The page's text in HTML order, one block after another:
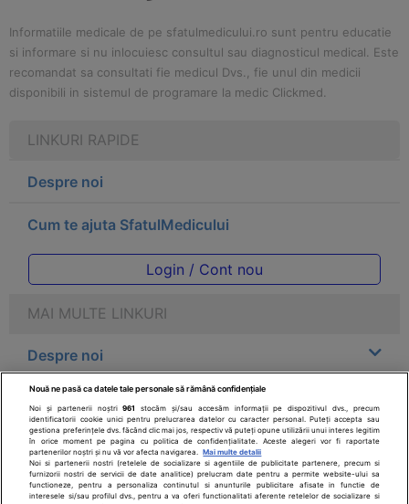
Informatiile medicale de pe sfatulmedicului.ro sunt pentru educatie
si informare si nu inlocuiesc consultul sau diagnosticul medical. Este
recomandat sa consultati fie medicul Dvs., fie unul din medicii
disponibili in sistemul de programare la medic Clickmed.
LINKURI RAPIDE
Despre noi
Cum te ajuta SfatulMedicului
Login / Cont nou
MAI MULTE LINKURI
Despre noi
Legal
Drepturile consumatorului
Parteneri
Nouă ne pasă ca datele tale personale să rămână confidențiale
Noi și partenerii noștri961
stocăm și/sau accesăm informații pe dispozitivul dvs., precum
identificatorii cookie unici pentru prelucrarea datelor cu caracter personal. Puteți accepta sau
gestiona preferințele dvs. făcând clic mai jos, respectiv vă puteți opune utilizării unui interes legitim
în orice moment pe pagina cu politica de confidențialitate. Aceste alegeri vor fi raportate
partenerilor noștri și nu vă vor afecta navigarea.
Mai multe detalii
Noi si partenerii nostri (retelele de socializare si agentiile de publicitate partenere, precum si
furnizorii nostri de servicii de date analitice) prelucram date pentru a permite website-ului sa
functioneze, pentru a personaliza continutul si anunturile publicitare afisate in functie de
interesele si/sau profilul dvs., pentru a va oferi functionalitati aferente retelelor de socializare si